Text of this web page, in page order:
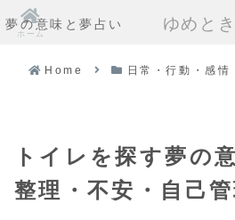
夢の意味と夢占い
Home 日常・行動・感情
トイレを探す夢の
整理・不安・自己
ホーム ゆめとき